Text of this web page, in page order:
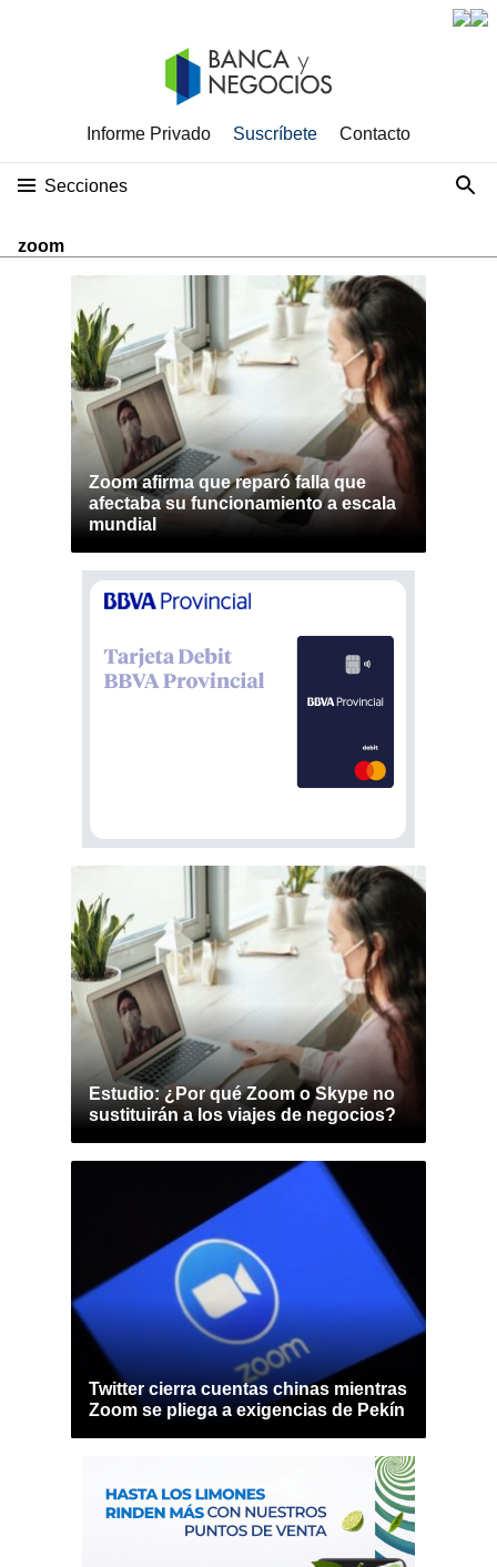
Informe Privado Suscríbete Contacto
Secciones
zoom
Zoom afirma que reparó falla que
afectaba su funcionamiento a escala
mundial
Estudio: ¿Por qué Zoom o Skype no
sustituirán a los viajes de negocios?
Twitter cierra cuentas chinas mientras
Zoom se pliega a exigencias de Pekín